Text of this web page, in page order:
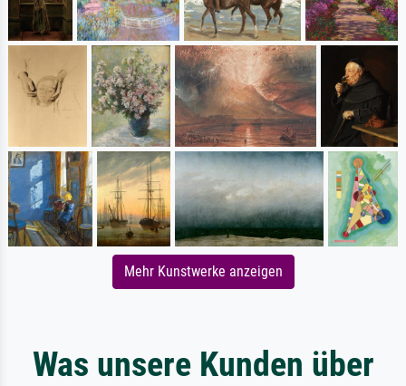
Mehr Kunstwerke anzeigen
Was unsere Kunden über